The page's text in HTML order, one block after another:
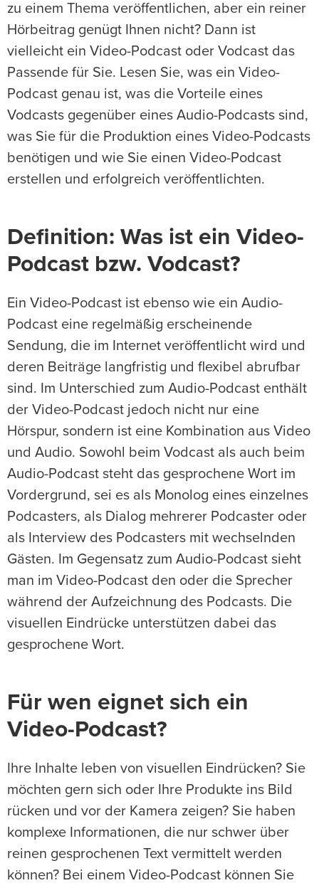
zu einem Thema veröffentlichen, aber ein reiner
Hörbeitrag genügt Ihnen nicht? Dann ist
vielleicht ein Video-Podcast oder Vodcast das
Passende für Sie. Lesen Sie, was ein Video-
Podcast genau ist, was die Vorteile eines
Vodcasts gegenüber eines Audio-Podcasts sind,
was Sie für die Produktion eines Video-Podcasts
benötigen und wie Sie einen Video-Podcast
erstellen und erfolgreich veröffentlichten.
Definition: Was ist ein Video-
Podcast bzw. Vodcast?
Ein Video-Podcast ist ebenso wie ein Audio-
Podcast eine regelmäßig erscheinende
Sendung, die im Internet veröffentlicht wird und
deren Beiträge langfristig und flexibel abrufbar
sind. Im Unterschied zum Audio-Podcast enthält
der Video-Podcast jedoch nicht nur eine
Hörspur, sondern ist eine Kombination aus Video
und Audio. Sowohl beim Vodcast als auch beim
Audio-Podcast steht das gesprochene Wort im
Vordergrund, sei es als Monolog eines einzelnes
Podcasters, als Dialog mehrerer Podcaster oder
als Interview des Podcasters mit wechselnden
Gästen. Im Gegensatz zum Audio-Podcast sieht
man im Video-Podcast den oder die Sprecher
während der Aufzeichnung des Podcasts. Die
visuellen Eindrücke unterstützen dabei das
gesprochene Wort.
Für wen eignet sich ein
Video-Podcast?
Ihre Inhalte leben von visuellen Eindrücken? Sie
möchten gern sich oder Ihre Produkte ins Bild
rücken und vor der Kamera zeigen? Sie haben
komplexe Informationen, die nur schwer über
reinen gesprochenen Text vermittelt werden
können? Bei einem Video-Podcast können Sie